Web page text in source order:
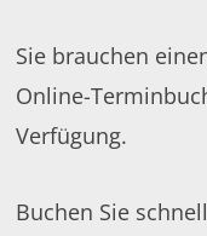
Sie brauchen
Online-
Verfügung.
Buchen Sie